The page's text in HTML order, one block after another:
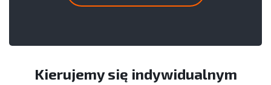
Kierujemy się indywidualnym